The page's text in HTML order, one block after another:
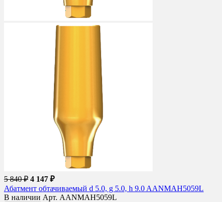
5 840 ₽ 4 147 ₽
Абатмент обтачиваемый d 5.0, g 5.0, h 9.0 AANMAH5059L
В наличии Арт. AANMAH5059L